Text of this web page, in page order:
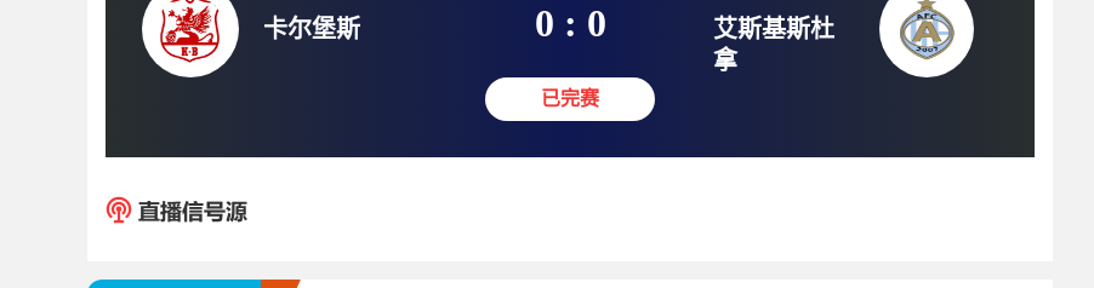
卡尔堡斯 0 : 0
已完赛
艾斯基斯杜
拿